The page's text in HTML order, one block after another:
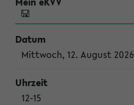
Mittwoch, 12. August 2026
12-15